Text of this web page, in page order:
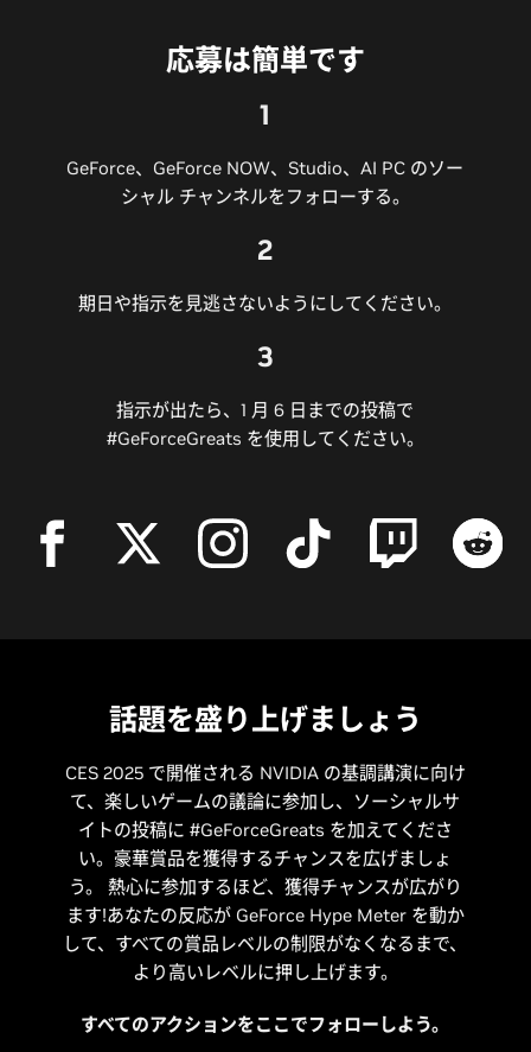
応募は簡単です
1
GeForce、GeForce NOW、Studio、AI PC のソー
シャル チャンネルをフォローする。
2
期日や指示を見逃さないようにしてください。
3
指示が出たら、1 月 6 日までの投稿で
#GeForceGreats を使用してください。
話題を盛り上げましょう
CES 2025 で開催される NVIDIA の基調講演に向け
て、楽しいゲームの議論に参加し、ソーシャルサ
イトの投稿に #GeForceGreats を加えてくださ
い。豪華賞品を獲得するチャンスを広げましょ
う。 熱心に参加するほど、獲得チャンスが広がり
ます!あなたの反応が GeForce Hype Meter を動か
して、すべての賞品レベルの制限がなくなるまで、
より高いレベルに押し上げます。
すべてのアクションをここでフォローしよう。